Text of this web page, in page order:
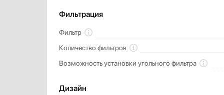
Фильтрация
Фильтр
Количество фильтров
Возможность установки угольного фильтра
Дизайн